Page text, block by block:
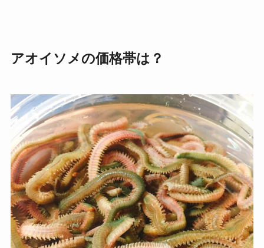
アオイソメの価格帯は？